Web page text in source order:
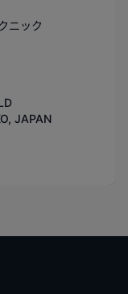
ニック
JAPAN